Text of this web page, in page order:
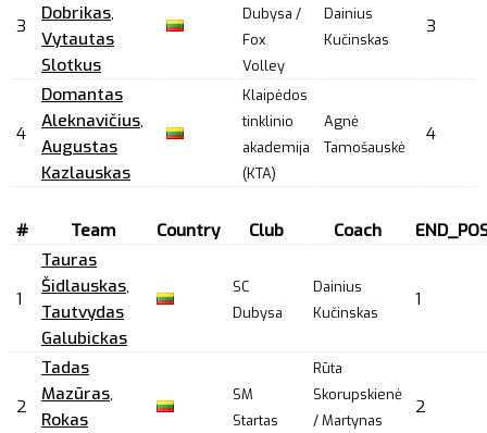
3
Dobrikas,
Vytautas
Slotkus
Dubysa /
Fox
Volley
Dainius
Kučinskas
3
4
Domantas
Aleknavičius,
Augustas
Kazlauskas
Klaipėdos
tinklinio
akademija
(KTA)
Agnė
Tamošauskė
4
# Team Country Club Coach
1
Tauras
Šidlauskas,
Tautvydas
Galubickas
SC
Dubysa
Dainius
Kučinskas
1
2
Tadas
Mazūras,
Rokas
SM
Startas
Rūta
Skorupskienė
/ Martynas
2